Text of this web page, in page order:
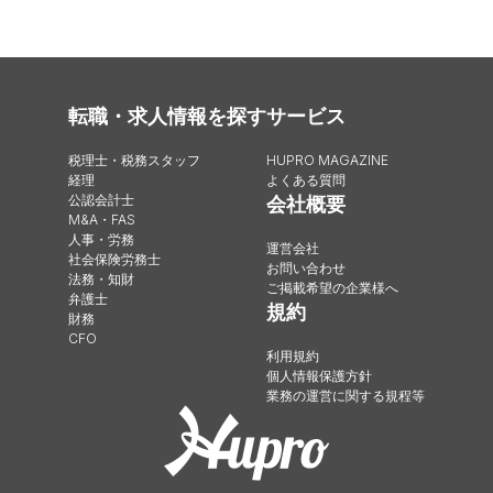
転職・求人情報を探す
税理士・税務スタッフ
経理
公認会計士
M&A・FAS
人事・労務
社会保険労務士
法務・知財
弁護士
財務
CFO
サービス
HUPRO MAGAZINE
よくある質問
会社概要
運営会社
お問い合わせ
ご掲載希望の企業様へ
規約
利用規約
個人情報保護方針
業務の運営に関する規程等